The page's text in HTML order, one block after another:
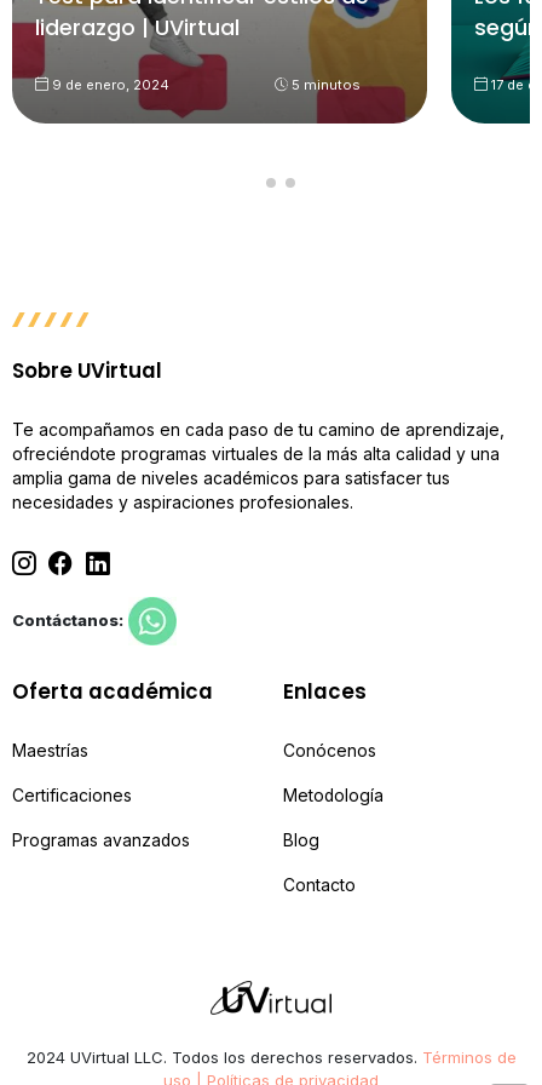
liderazgo | UVirtual
9 de enero, 2024 5 minutos 17 de
Sobre UVirtual
Te acompañamos en cada paso de tu camino de aprendizaje,
ofreciéndote programas virtuales de la más alta calidad y una
amplia gama de niveles académicos para satisfacer tus
necesidades y aspiraciones profesionales.
Contáctanos:
Oferta académica
Maestrías
Certificaciones
Programas avanzados
Enlaces
Conócenos
Metodología
Blog
Contacto
2024 UVirtual LLC. Todos los derechos reservados. Términos de
uso | Políticas de privacidad